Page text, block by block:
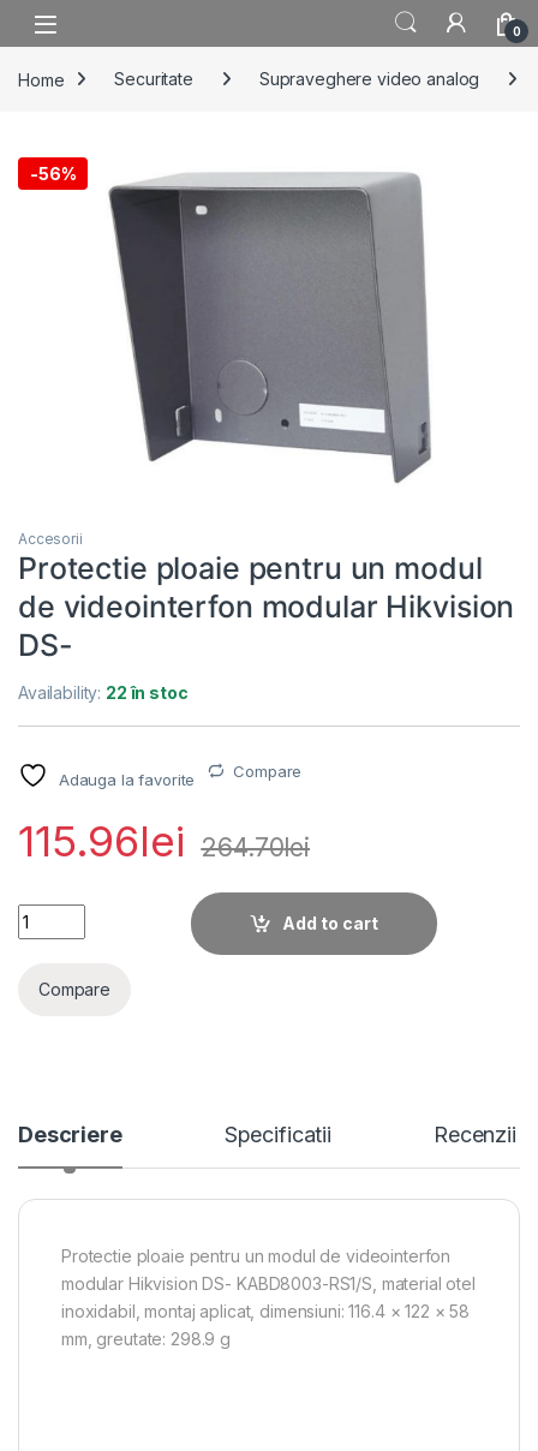
Skip to navigation
Skip to content
0
Home Securitate Supraveghere video analog
-56%
Accesorii
Protectie ploaie pentru un modul
de videointerfon modular Hikvision
DS-
Availability: 22 în stoc
Adauga la favorite Compare
115.96lei 264.70lei
Protectie ploaie pentru un modul de videointerfon modular
Add to cart
Compare
Descriere Specificatii Recenzii
Protectie ploaie pentru un modul de videointerfon
modular Hikvision DS- KABD8003-RS1/S, material otel
inoxidabil, montaj aplicat, dimensiuni: 116.4 × 122 × 58
mm, greutate: 298.9 g